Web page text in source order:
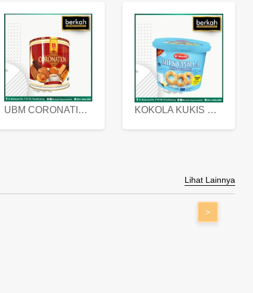
UBM CORONATION ASSORTED BISKUIT KALENG 450 GRAM KOKOLA KUKIS HYGIENIC MILK VANILLA PACK 320 GR
Lihat Lainnya
>